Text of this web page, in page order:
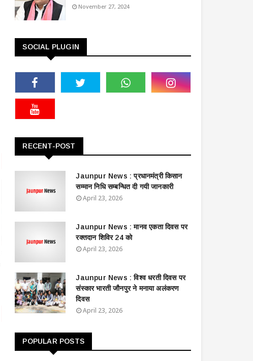
November 27, 2024
SOCIAL PLUGIN
RECENT-POST
Jaunpur News : ​प्रधानमंत्री किसान
सम्मान निधि सम्बन्धित दी गयी जानकारी
April 23, 2026
Jaunpur News : ​मानव एकता दिवस पर
रक्तदान शिविर 24 को
April 23, 2026
Jaunpur News : विश्व धरती दिवस पर
संस्कार भारती जौनपुर ने मनाया अलंकरण
दिवस
April 23, 2026
POPULAR POSTS